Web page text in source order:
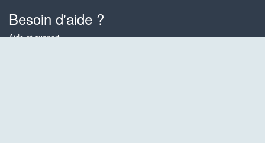
Besoin d'aide ?
Aide et support